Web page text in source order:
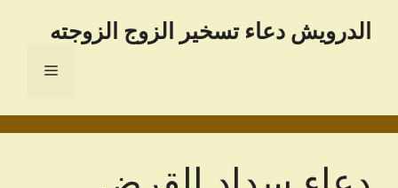
الدرویش دعاء تسخير الزوج الزوجته
القائمة